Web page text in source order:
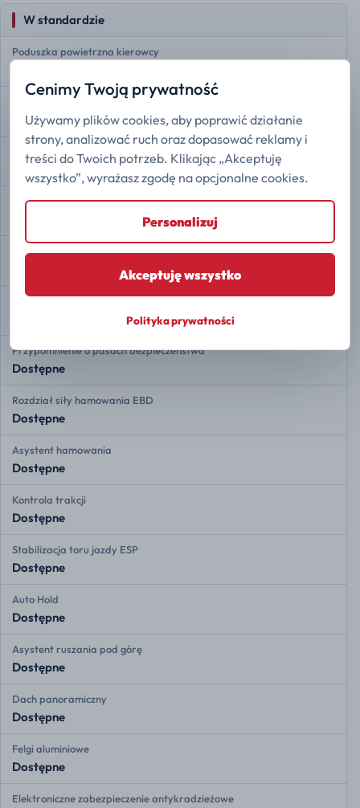
W standardzie
Poduszka powietrzna kierowcy
Poduszka powietrzna pasażera
Dostępne
Przednie poduszki boczne
Dostępne
Przednie kurtyny powietrzne
Tylne kurtyny powietrzne
Monitorowanie ciśnienia w oponach
Przypomnienie o pasach bezpieczeństwa
Dostępne
Rozdział siły hamowania EBD
Dostępne
Asystent hamowania
Dostępne
Kontrola trakcji
Dostępne
Stabilizacja toru jazdy ESP
Dostępne
Auto Hold
Dostępne
Asystent ruszania pod górę
Dostępne
Dach panoramiczny
Dostępne
Felgi aluminiowe
Dostępne
Elektroniczne zabezpieczenie antykradzieżowe
Cenimy Twoją prywatność
Używamy plików cookies, aby poprawić działanie
strony, analizować ruch oraz dopasować reklamy i
treści do Twoich potrzeb. Klikając „Akceptuję
wszystko”, wyrażasz zgodę na opcjonalne cookies.
Personalizuj
Akceptuję wszystko
Polityka prywatności